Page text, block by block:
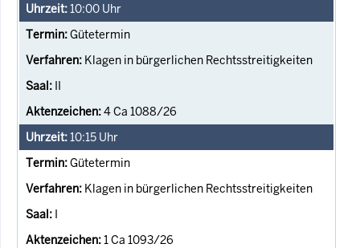
10:00 Uhr
Gütetermin
Klagen in bürgerlichen Rechtsstreitigkeiten
II
4 Ca 1088/26
10:15 Uhr
Gütetermin
Klagen in bürgerlichen Rechtsstreitigkeiten
I
1 Ca 1093/26